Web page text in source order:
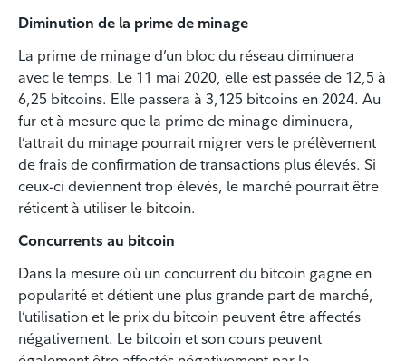
Diminution de la prime de minage
La prime de minage d’un bloc du réseau diminuera
avec le temps. Le 11 mai 2020, elle est passée de 12,5 à
6,25 bitcoins. Elle passera à 3,125 bitcoins en 2024. Au
fur et à mesure que la prime de minage diminuera,
l’attrait du minage pourrait migrer vers le prélèvement
de frais de confirmation de transactions plus élevés. Si
ceux-ci deviennent trop élevés, le marché pourrait être
réticent à utiliser le bitcoin.
Concurrents au bitcoin
Dans la mesure où un concurrent du bitcoin gagne en
popularité et détient une plus grande part de marché,
l’utilisation et le prix du bitcoin peuvent être affectés
négativement. Le bitcoin et son cours peuvent